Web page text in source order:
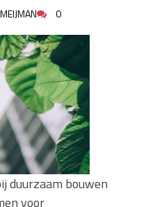
0
duurzaam bouwen
voor